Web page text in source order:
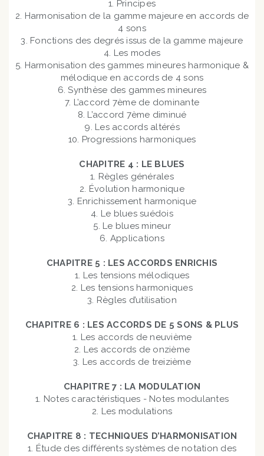
1. Principes
2. Harmonisation de la gamme majeure en accords de
4 sons
3. Fonctions des degrés issus de la gamme majeure
4. Les modes
5. Harmonisation des gammes mineures harmonique &
mélodique en accords de 4 sons
6. Synthèse des gammes mineures
7. L’accord 7ème de dominante
8. L’accord 7ème diminué
9. Les accords altérés
10. Progressions harmoniques
CHAPITRE 4 : LE BLUES
1. Règles générales
2. Évolution harmonique
3. Enrichissement harmonique
4. Le blues suédois
5. Le blues mineur
6. Applications
CHAPITRE 5 : LES ACCORDS ENRICHIS
1. Les tensions mélodiques
2. Les tensions harmoniques
3. Règles d’utilisation
CHAPITRE 6 : LES ACCORDS DE 5 SONS & PLUS
1. Les accords de neuvième
2. Les accords de onzième
3. Les accords de treizième
CHAPITRE 7 : LA MODULATION
1. Notes caractéristiques - Notes modulantes
2. Les modulations
CHAPITRE 8 : TECHNIQUES D’HARMONISATION
1. Étude des différents systèmes de notation des